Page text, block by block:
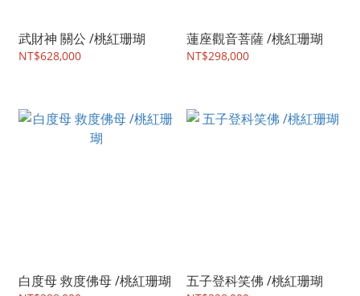
武財神 關公 /桃紅珊瑚
NT$628,000
蓮座觀音菩薩 /桃紅珊瑚
NT$298,000
白度母 救度佛母 /桃紅珊瑚 五子登科笑佛 /桃紅珊瑚